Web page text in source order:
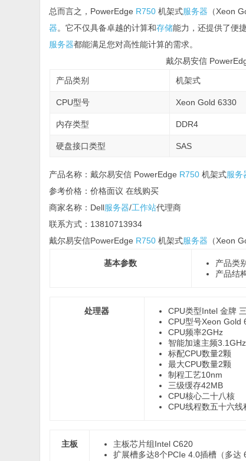
总而言之，PowerEdge R750 机架式服务器 （Xeon
器。它不仅具备卓越的计算和存储能力，还提供了便
服务器都能满足您对高性能计算的需求。
戴尔易安信
产品类别 机架式
CPU型号 Xeon Gold 6330
内存类型 DDR4
硬盘接口类型 SAS
产品名称：戴尔易安信 PowerEdge R750 机架式服务
参考价格：价格面议 在线购买
商家名称：Dell服务器/工作站代理商
联系方式：13810713934
戴尔易安信PowerEdge R750 机架式服务器 （Xeon
基本参数 产品类别
产品结
处理器 CPU类型Intel 金牌
CPU型号Xeon Gold
CPU频率2GHz
智能加速主频3.1GHz
标配CPU数量2颗
最大CPU数量2颗
制程工艺10nm
三级缓存42MB
CPU核心二十八核
CPU线程数五十六线
主板 主板芯片组Intel C620
扩展槽多达8个PCIe 4.0插槽（多达